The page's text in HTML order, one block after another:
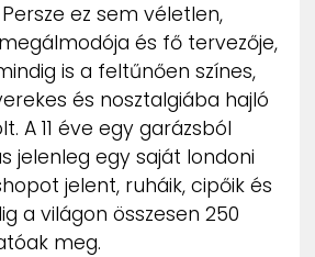
ez sem véletlen,
és fő tervezője,
is a feltűnően színes,
és nosztalgiába hajló
A 11 éve egy garázsból
jelenleg egy saját londoni
jelent, ruháik, cipőik és
a világon összesen 250
meg.